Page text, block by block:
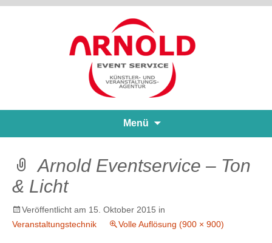
Menü
Arnold Eventservice – Ton
& Licht
Veröffentlicht am 15. Oktober 2015 in
Veranstaltungstechnik
Volle Auflösung (900 × 900)